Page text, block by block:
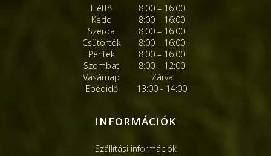
Hétfő
8:00 – 16:00
Kedd
8:00 – 16:00
Szerda
8:00 – 16:00
Csütörtök
8:00 – 16:00
Péntek
8:00 – 16:00
Szombat
8:00 – 12:00
Vasárnap
Zárva
Ebédidő
13:00 - 14:00
INFORMÁCIÓK
Szállítási információk